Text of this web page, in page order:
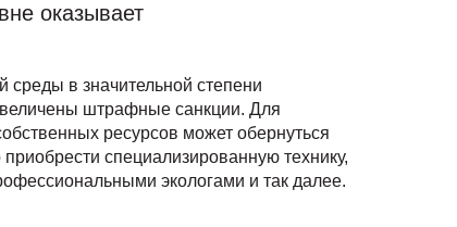
оказывает
в значительной степени
штрафные санкции. Для
ресурсов может обернуться
специализированную технику,
экологами и так далее.